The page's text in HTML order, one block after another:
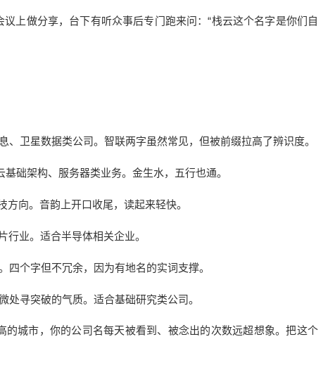
上做分享，台下有听众事后专门跑来问：“栈云这个名字是你们自
卫星数据类公司。智联两字虽然常见，但被前缀拉高了辨识度。
础架构、服务器类业务。金生水，五行也通。
向。音韵上开口收尾，读起来轻快。
业。适合半导体相关企业。
个字但不冗余，因为有地名的实词支撑。
寻突破的气质。适合基础研究类公司。
城市，你的公司名每天被看到、被念出的次数远超想象。把这个